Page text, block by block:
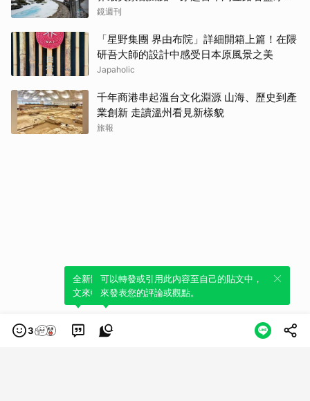
河、峽谷與雪山
鏡週刊
「星野集團 界由布院」詳細開箱上篇！在隈
研吾大師的設計中感受日本原風景之美
Japaholic
千年商港串起溫台文化淵源 山海、歷史到產
業創新 走讀溫州看見新樣貌
旅報
3
全新體驗！一鍵引用此內容，透過發布貼
文來輕鬆表達個人立場。
可以轉發或引用此內容至自己的貼文中，
來發表您的評論或觀點。